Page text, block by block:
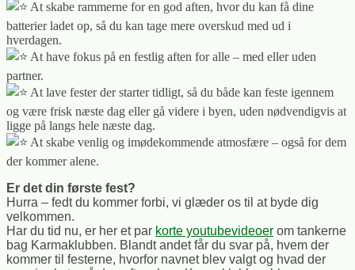
At skabe rammerne for en god aften, hvor du kan få dine
batterier ladet op, så du kan tage mere overskud med ud i
hverdagen.
At have fokus på en festlig aften for alle – med eller uden
partner.
At lave fester der starter tidligt, så du både kan feste igennem
og være frisk næste dag eller gå videre i byen, uden nødvendigvis at
ligge på langs hele næste dag.
At skabe venlig og imødekommende atmosfære – også for dem
der kommer alene.
Er det din første fest?
Hurra – fedt du kommer forbi, vi glæder os til at byde dig
velkommen.
Har du tid nu, er her et par korte youtubevideoer om tankerne
bag Karmaklubben. Blandt andet får du svar på, hvem der
kommer til festerne, hvorfor navnet blev valgt og hvad der